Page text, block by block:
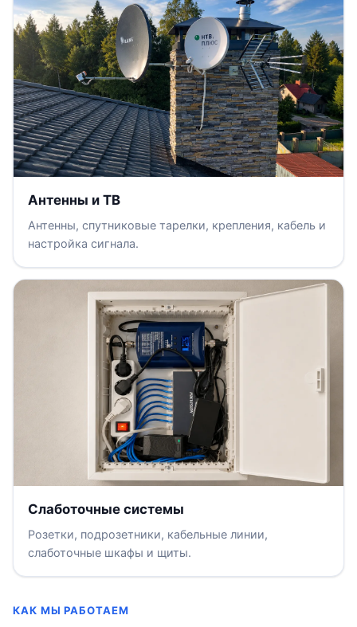
Антенны и ТВ
Антенны, спутниковые тарелки, крепления, кабель и
настройка сигнала.
Слаботочные системы
Розетки, подрозетники, кабельные линии,
слаботочные шкафы и щиты.
КАК МЫ РАБОТАЕМ